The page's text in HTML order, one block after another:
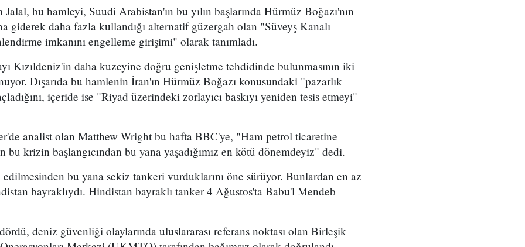
bu hamleyi, Suudi Arabistan'ın bu yılın başlarında Hürmüz Boğazı'nın
giderek daha fazla kullandığı alternatif güzergah olan "Süveyş Kanalı
imkanını engelleme girişimi" olarak tanımladı.
Kızıldeniz'in daha kuzeyine doğru genişletme tehdidinde bulunmasının iki
Dışarıda bu hamlenin İran'ın Hürmüz Boğazı konusundaki "pazarlık
içeride ise "Riyad üzerindeki zorlayıcı baskıyı yeniden tesis etmeyi"
analist olan Matthew Wright bu hafta BBC'ye, "Ham petrol ticaretine
bu krizin başlangıcından bu yana yaşadığımız en kötü dönemdeyiz" dedi.
bu yana sekiz tankeri vurduklarını öne sürüyor. Bunlardan en az
bayraklıydı. Hindistan bayraklı tanker 4 Ağustos'ta Babu'l Mendeb
deniz güvenliği olaylarında uluslararası referans noktası olan Birleşik